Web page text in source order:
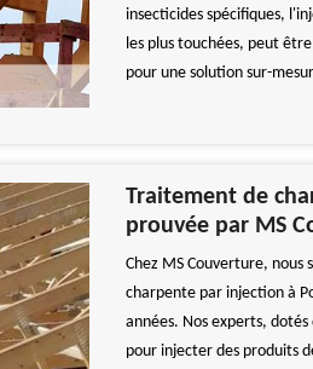
insecticides spécifiques,
les plus touchées, peut
pour une solution sur-
Traitement de
prouvée par MS
Chez MS Couverture,
charpente par injection à
années. Nos experts,
pour injecter des produits